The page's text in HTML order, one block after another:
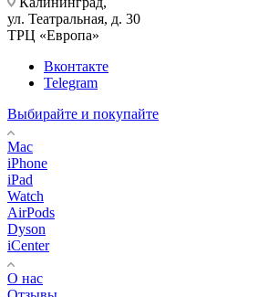
ул. Театральная, д. 30
ТРЦ «Европа»
Вконтакте
Telegram
Выбирайте и покупайте
Mac
iPhone
iPad
Watch
AirPods
Dyson
iCenter
О нас